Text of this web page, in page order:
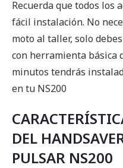
Recuerda que todos los
fácil instalación. No
moto al taller, solo
con herramienta básica
minutos tendrás
en tu NS200
DEL
PULSAR NS200